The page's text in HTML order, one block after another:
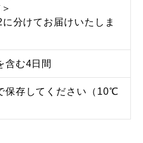
分けてお届けいたしま
含む4日間
保存してください（10℃